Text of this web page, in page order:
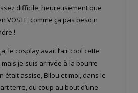
difficile, heureusement que
VOSTF, comme ça pas besoin
!
le cosplay avait l’air cool cette
je suis arrivée à la bourre
était assise, Bilou et moi, dans le
terre, du coup au bout d’une